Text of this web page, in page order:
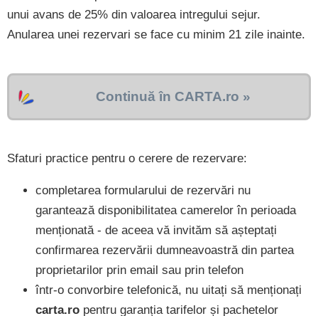
unui avans de 25% din valoarea intregului sejur.
Anularea unei rezervari se face cu minim 21 zile inainte.
Continuă în CARTA.ro »
Sfaturi practice pentru o cerere de rezervare:
completarea formularului de rezervări nu
garantează disponibilitatea camerelor în perioada
menționată - de aceea vă invităm să așteptați
confirmarea rezervării dumneavoastră din partea
proprietarilor prin email sau prin telefon
într-o convorbire telefonică, nu uitați să menționați
carta.ro pentru garanția tarifelor și pachetelor